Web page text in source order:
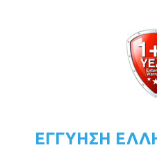
ΕΓΓΥΗΣΗ